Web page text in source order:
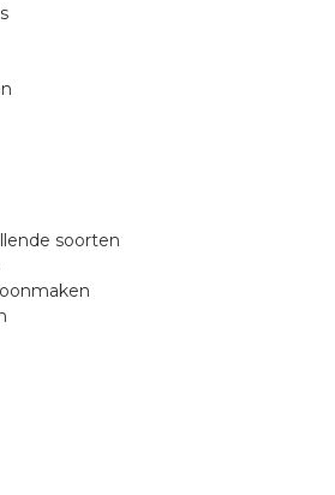
soorten